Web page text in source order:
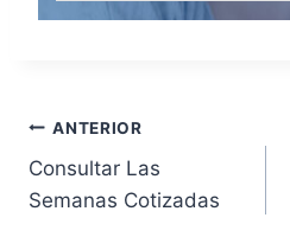
Navegación
de
ANTERIOR
Consultar Las
Semanas Cotizadas